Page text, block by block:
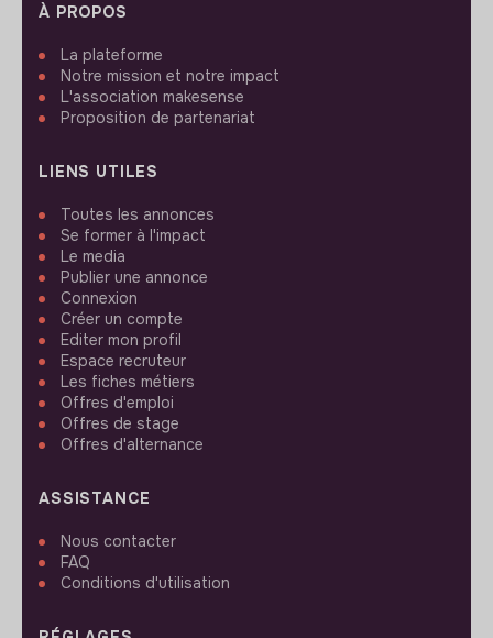
À PROPOS
La plateforme
Notre mission et notre impact
L'association makesense
Proposition de partenariat
LIENS UTILES
Toutes les annonces
Se former à l'impact
Le media
Publier une annonce
Connexion
Créer un compte
Editer mon profil
Espace recruteur
Les fiches métiers
Offres d'emploi
Offres de stage
Offres d'alternance
ASSISTANCE
Nous contacter
FAQ
Conditions d'utilisation